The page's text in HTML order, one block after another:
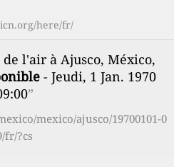
here/fr/
l'air à Ajusco, México,
- Jeudi, 1 Jan. 1970
”
mexico/ajusco/19700101-0
fr/?cs